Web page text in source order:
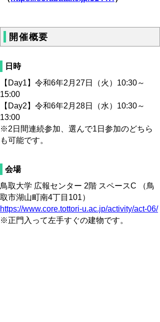
開催概要
日時
【Day1】令和6年2月27日（火）10:30～
15:00
【Day2】令和6年2月28日（水）10:30～
13:00
※2日間連続参加、選んで1日参加のどちら
も可能です。
会場
鳥取大学 広報センター 2階 スペースC （鳥
取市湖山町南4丁目101）
https://www.core.tottori-u.ac.jp/activity/act-06/
※正門入って左手すぐの建物です。